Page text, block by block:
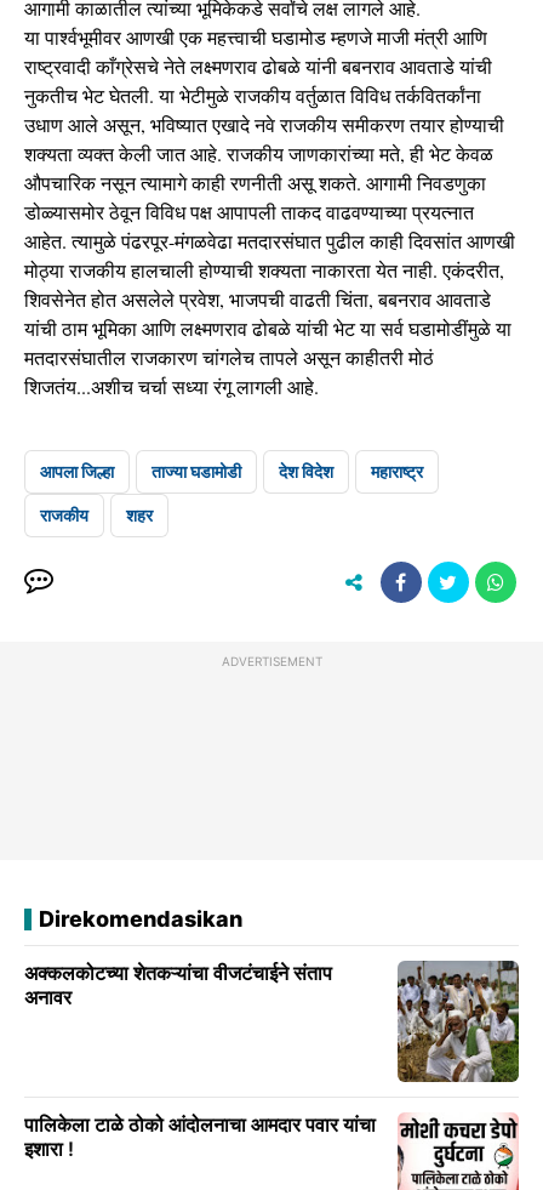
आगामी काळातील त्यांच्या भूमिकेकडे सर्वांचे लक्ष लागले आहे.
या पार्श्वभूमीवर आणखी एक महत्त्वाची घडामोड म्हणजे माजी मंत्री आणि
राष्ट्रवादी काँग्रेसचे नेते लक्ष्मणराव ढोबळे यांनी बबनराव आवताडे यांची
नुकतीच भेट घेतली. या भेटीमुळे राजकीय वर्तुळात विविध तर्कवितर्कांना
उधाण आले असून, भविष्यात एखादे नवे राजकीय समीकरण तयार होण्याची
शक्यता व्यक्त केली जात आहे. राजकीय जाणकारांच्या मते, ही भेट केवळ
औपचारिक नसून त्यामागे काही रणनीती असू शकते. आगामी निवडणुका
डोळ्यासमोर ठेवून विविध पक्ष आपापली ताकद वाढवण्याच्या प्रयत्नात
आहेत. त्यामुळे पंढरपूर-मंगळवेढा मतदारसंघात पुढील काही दिवसांत आणखी
मोठ्या राजकीय हालचाली होण्याची शक्यता नाकारता येत नाही. एकंदरीत,
शिवसेनेत होत असलेले प्रवेश, भाजपची वाढती चिंता, बबनराव आवताडे
यांची ठाम भूमिका आणि लक्ष्मणराव ढोबळे यांची भेट या सर्व घडामोडींमुळे या
मतदारसंघातील राजकारण चांगलेच तापले असून काहीतरी मोठं
शिजतंय...अशीच चर्चा सध्या रंगू लागली आहे.
आपला जिल्हा ताज्या घडामोडी देश विदेश महाराष्ट्र
राजकीय शहर
ADVERTISEMENT
Direkomendasikan
अक्कलकोटच्या शेतकऱ्यांचा वीजटंचाईने संताप
अनावर
पालिकेला टाळे ठोको आंदोलनाचा आमदार पवार यांचा
इशारा !